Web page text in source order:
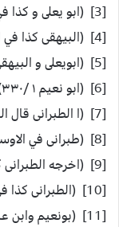
[3] (ابو يعلى و كذا في ترجمان السنة ١ / ٣٧٠).
[4] (البيهقى كذا في الكنز ٨ / ٢٢٨).
[5] (ابويعلى و البيهقى في الدلائل كذا في الاصابه ٢ / ٣١٠).
[6] (ابو نعيم ١ /٣٣٠).
[7] (ا الطبرانى قال الهيثمى ٨ / ٢٧٠ رجال الطبرانى ثقات ).
[8] (طبرانى في الاوسط).
[9] (اخرجه الطبرانى كذا في الكنز ١ /٢٩٤).
[10] (الطبرانى كذا في الكنز ٨ / ٥٠ والحاكم ٣ / ٤١٦).
[11] (بونعيم وابن عساكر كذا في الكنز ٨ / ٥٠).